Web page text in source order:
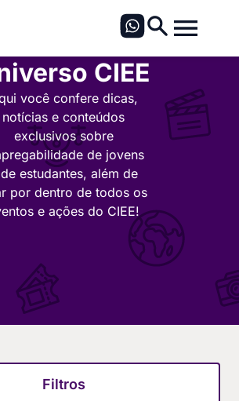
CIEE
você confere dicas,
notícias e conteúdos
exclusivos sobre
de jovens
estudantes, além de
por dentro de todos os
e ações do CIEE!
Filtros